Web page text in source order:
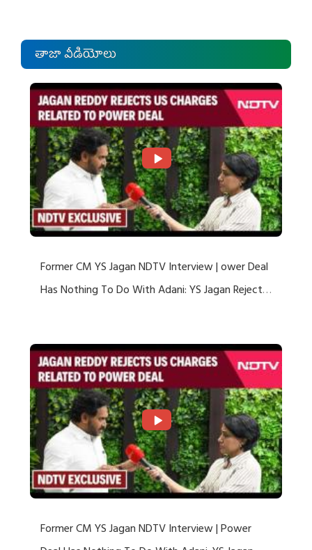
తాజా వీడియోలు
Former CM YS Jagan NDTV Interview | ower Deal
Has Nothing To Do With Adani: YS Jagan Rejects
Former CM YS Jagan NDTV Interview | Power